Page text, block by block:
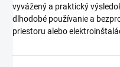
vyvážený a praktický
dlhodobé používanie a
priestoru alebo